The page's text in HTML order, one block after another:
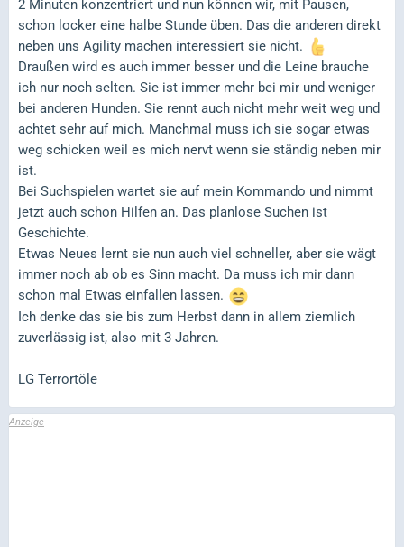
2 Minuten konzentriert und nun können wir, mit Pausen,
schon locker eine halbe Stunde üben. Das die anderen direkt
neben uns Agility machen interessiert sie nicht.
Draußen wird es auch immer besser und die Leine brauche
ich nur noch selten. Sie ist immer mehr bei mir und weniger
bei anderen Hunden. Sie rennt auch nicht mehr weit weg und
achtet sehr auf mich. Manchmal muss ich sie sogar etwas
weg schicken weil es mich nervt wenn sie ständig neben mir
ist.
Bei Suchspielen wartet sie auf mein Kommando und nimmt
jetzt auch schon Hilfen an. Das planlose Suchen ist
Geschichte.
Etwas Neues lernt sie nun auch viel schneller, aber sie wägt
immer noch ab ob es Sinn macht. Da muss ich mir dann
schon mal Etwas einfallen lassen.
Ich denke das sie bis zum Herbst dann in allem ziemlich
zuverlässig ist, also mit 3 Jahren.
LG Terrortöle